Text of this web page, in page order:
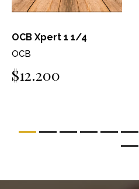
OCB Xpert 1 1/4
OCB
$12.200